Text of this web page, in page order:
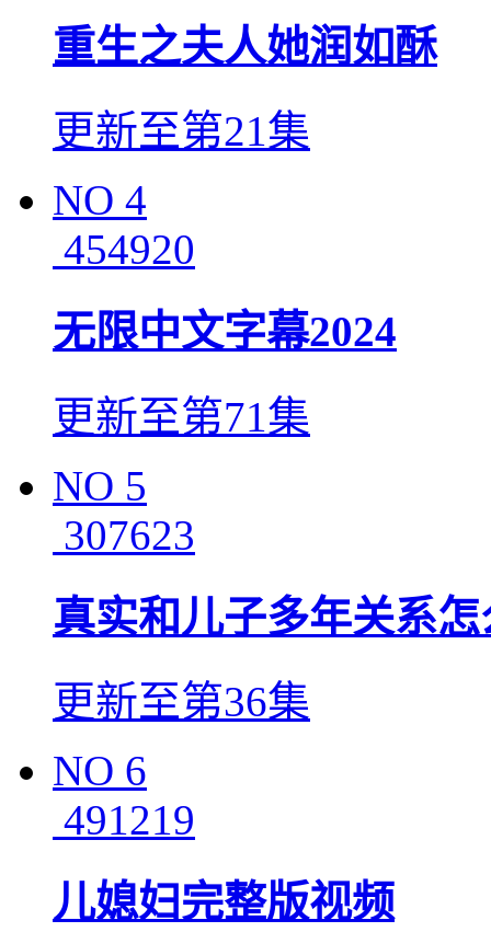
重生之夫人她润如酥
更新至第21集
NO 4
454920
无限中文字幕2024
更新至第71集
NO 5
307623
真实和儿子多年关系怎
更新至第36集
NO 6
491219
儿媳妇完整版视频